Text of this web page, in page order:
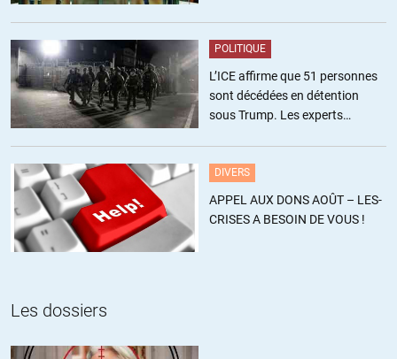
+2 ALERTER
Regardez vous dans un miroir et vous y verrez ce que vous
peignez sur le visage d’autrui.
Pour ce qui me concerne le passé c’est le passé et la page est
tournée; simplement cessez donc de distribuer les bons et les
mauvais points, c’est le meilleurs moyen de faire durer les choses.
née (Danièle Minne) a bien posé des bombes qui ont tué des
Le passage sur les responsable FLN faisant référence à Jean
POLITIQUE
L’ICE affirme que 51 personnes
sont décédées en détention
sous Trump. Les experts
DIVERS
APPEL AUX DONS AOÛT – LES-
CRISES A BESOIN DE VOUS !
Les dossiers